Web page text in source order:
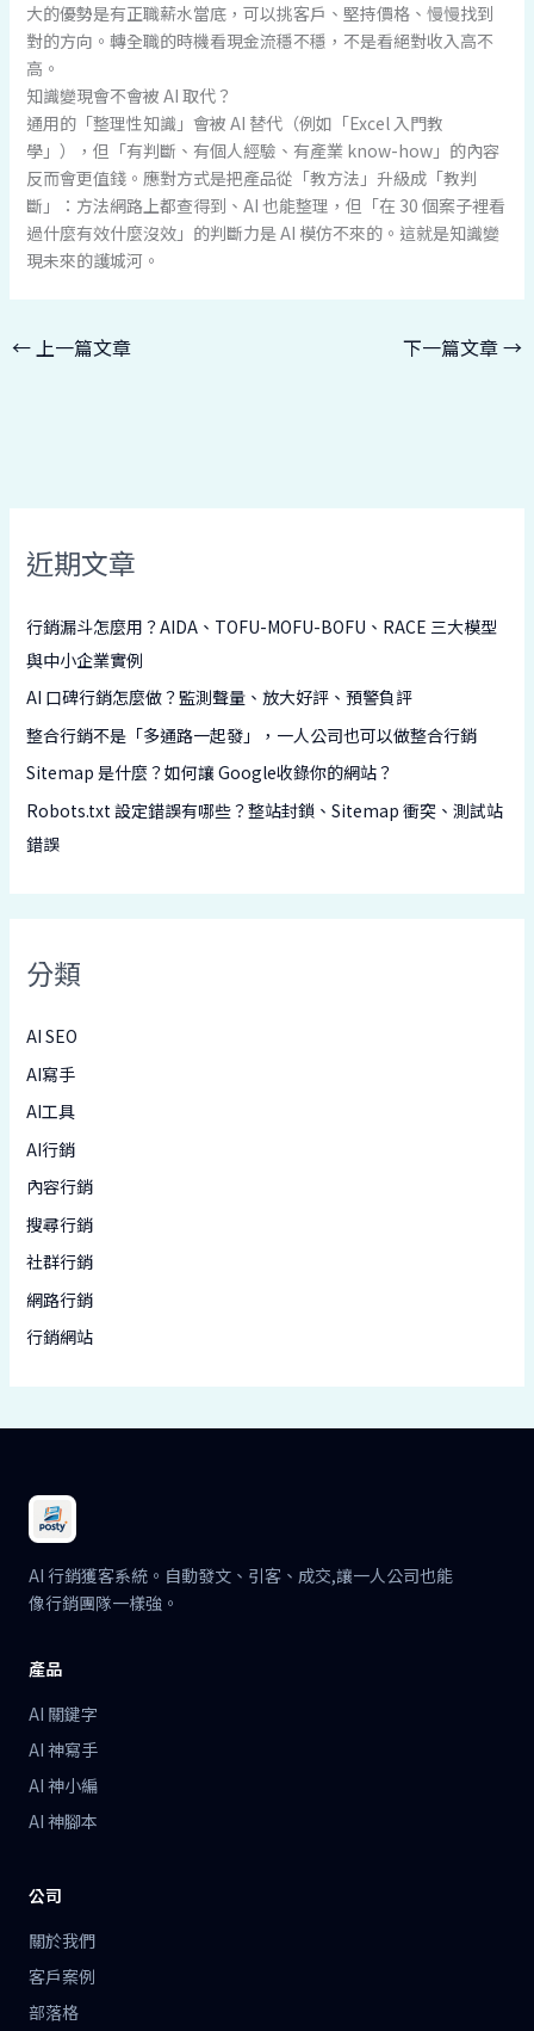
大的優勢是有正職薪水當底，可以挑客戶、堅持價格、慢慢找到
對的方向。轉全職的時機看現金流穩不穩，不是看絕對收入高不
高。
知識變現會不會被 AI 取代？
通用的「整理性知識」會被 AI 替代（例如「Excel 入門教
學」），但「有判斷、有個人經驗、有產業 know-how」的內容
反而會更值錢。應對方式是把產品從「教方法」升級成「教判
斷」：方法網路上都查得到、AI 也能整理，但「在 30 個案子裡看
過什麼有效什麼沒效」的判斷力是 AI 模仿不來的。這就是知識變
現未來的護城河。
←上一篇文章 下一篇文章→
近期文章
行銷漏斗怎麼用？AIDA、TOFU-MOFU-BOFU、RACE 三大模型
與中小企業實例
AI 口碑行銷怎麼做？監測聲量、放大好評、預警負評
整合行銷不是「多通路一起發」，一人公司也可以做整合行銷
Sitemap 是什麼？如何讓 Google收錄你的網站？
Robots.txt 設定錯誤有哪些？整站封鎖、Sitemap 衝突、測試站
錯誤
分類
AI SEO
AI寫手
AI工具
AI行銷
內容行銷
搜尋行銷
社群行銷
網路行銷
行銷網站
AI 行銷獲客系統。自動發文、引客、成交,讓一人公司也能
像行銷團隊一樣強。
產品
AI 關鍵字
AI 神寫手
AI 神小編
AI 神腳本
公司
關於我們
客戶案例
部落格